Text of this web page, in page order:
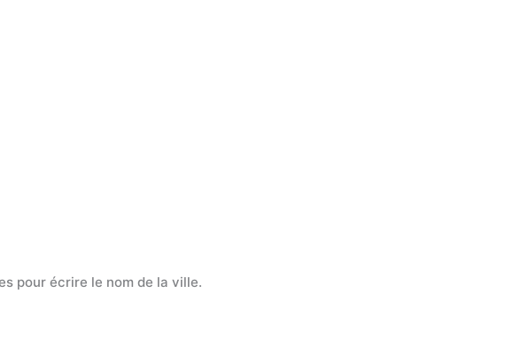
pour écrire le nom de la ville.